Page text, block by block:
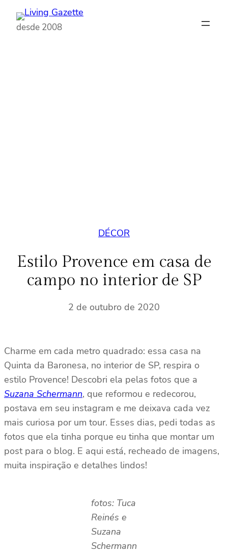
Pular
paradesde 2008
DÉCOR
Estilo Provence em casa de
campo no interior de SP
2 de outubro de 2020
Charme em cada metro quadrado: essa casa na
Quinta da Baronesa, no interior de SP, respira o
estilo Provence! Descobri ela pelas fotos que a
Suzana Schermann, que reformou e redecorou,
postava em seu instagram e me deixava cada vez
mais curiosa por um tour. Esses dias, pedi todas as
fotos que ela tinha porque eu tinha que montar um
post para o blog. E aqui está, recheado de imagens,
muita inspiração e detalhes lindos!
fotos: Tuca
Reinés e
Suzana
Schermann